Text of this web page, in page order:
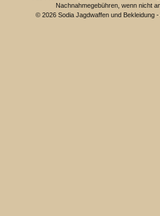
Nachnahmegebühren, wenn nicht
© 2026 Sodia Jagdwaffen und Bekleidung -